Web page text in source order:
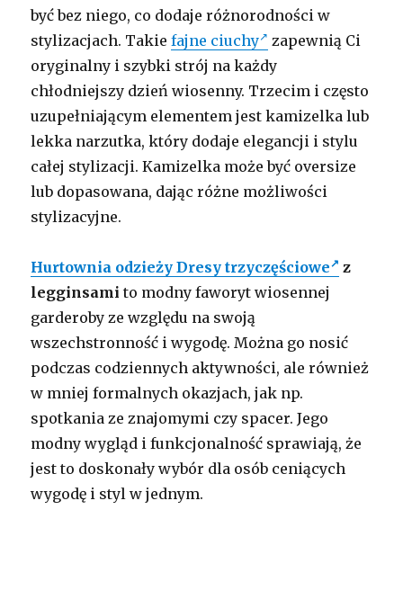
być bez niego, co dodaje różnorodności w
stylizacjach. Takiefajne ciuchy
zapewnią Ci
oryginalny i szybki strój na każdy
chłodniejszy dzień wiosenny. Trzecim i często
uzupełniającym elementem jest kamizelka lub
lekka narzutka, który dodaje elegancji i stylu
całej stylizacji. Kamizelka może być oversize
lub dopasowana, dając różne możliwości
stylizacyjne.
Hurtownia odzieży Dresy trzyczęściowe
z
legginsami to modny faworyt wiosennej
garderoby ze względu na swoją
wszechstronność i wygodę. Można go nosić
podczas codziennych aktywności, ale również
w mniej formalnych okazjach, jak np.
spotkania ze znajomymi czy spacer. Jego
modny wygląd i funkcjonalność sprawiają, że
jest to doskonały wybór dla osób ceniących
wygodę i styl w jednym.